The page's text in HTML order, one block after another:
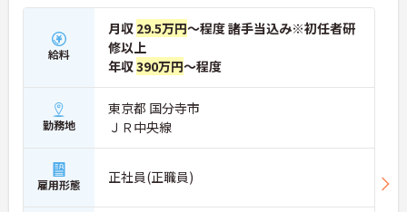
給料
月収 29.5万円～程度 諸手当込み※初任者研
修以上
年収390万円～程度
勤務地
東京都 国分寺市
ＪＲ中央線
雇用形態 正社員(正職員)